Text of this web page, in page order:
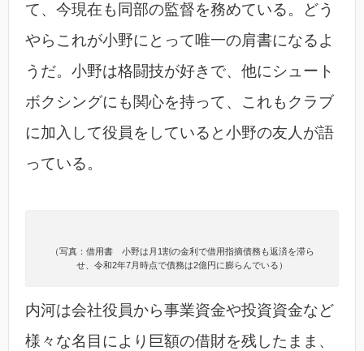
て、今現在も同部の監督を務めている。どう
やらこれが小野にとって唯一の肩書になるよ
うだ。小野は格闘技が好きで、他にシュート
ボクシングにも関心を持って、これもクラブ
に加入して役員をしていると小野の友人が語
っている。
（写真：借用書 小野は月1割の金利で借用指摘債務も返済を滞ら
せ、令和2年7月時点で債務は2億円に膨らんでいる）
内河は会社役員から事業資金や投資資金など
様々な名目により巨額の借財を残したまま、